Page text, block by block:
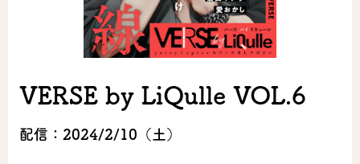
ロサージュノベルス
コミックガルド
VERSE by LiQulle VOL.6
配信：2024/2/10（土）